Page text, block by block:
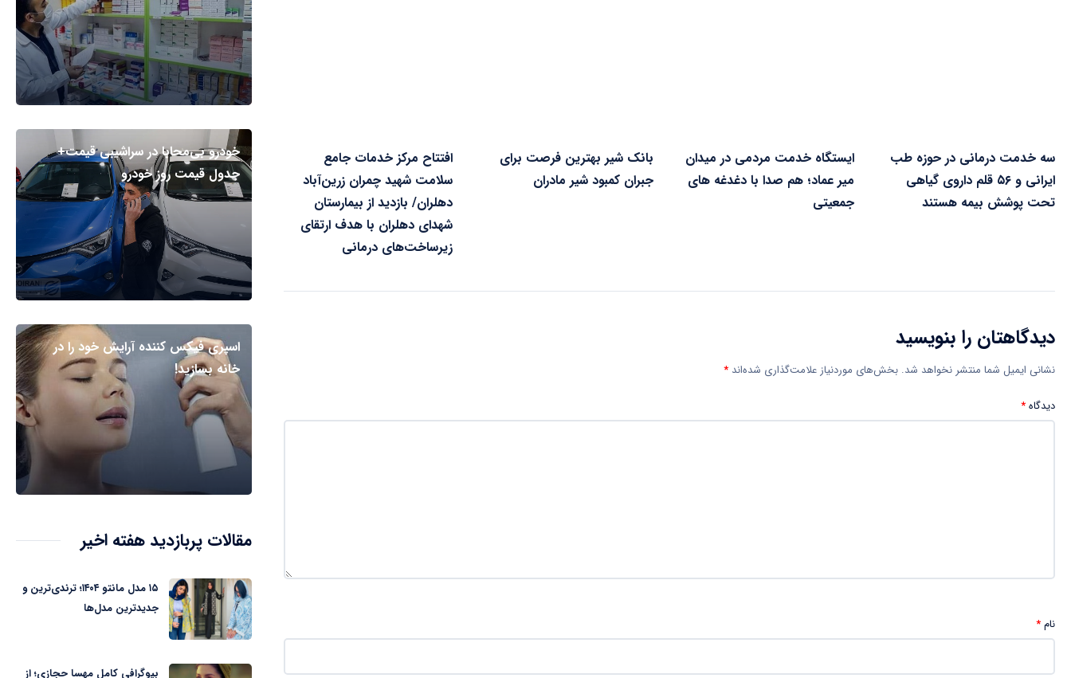
سه خدمت درمانی در حوزه طب
ایرانی و ۵۶ قلم داروی گیاهی
تحت پوشش بیمه هستند
ایستگاه خدمت مردمی در میدان
میر عماد؛ هم‌ صدا با دغدغه ‌های
جمعیتی
بانک شیر بهترین فرصت برای
جبران کمبود شیر مادران
افتتاح مرکز خدمات جامع
سلامت شهید چمران زرین‌آباد
دهلران/ بازدید از بیمارستان
شهدای دهلران با هدف ارتقای
زیرساخت‌های درمانی
دیدگاهتان را بنویسید
نشانی ایمیل شما منتشر نخواهد شد. بخش‌های موردنیاز علامت‌گذاری شده‌اند *
دیدگاه*
نام*
خودرو بی‌محابا در سراشیبی قیمت+
جدول قیمت روز خودرو
اسپری فیکس کننده آرایش خود را در
خانه بسازید!
مقالات پربازدید هفته اخیر
۱۵ مدل مانتو ۱۴۰۴؛ ترندی‌ترین و
جدیدترین مدل‌ها
بیوگرافی کامل مهسا حجازی؛ از